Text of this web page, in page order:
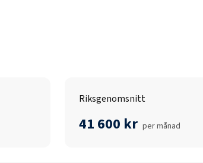
Riksgenomsnitt
41 600 kr per månad